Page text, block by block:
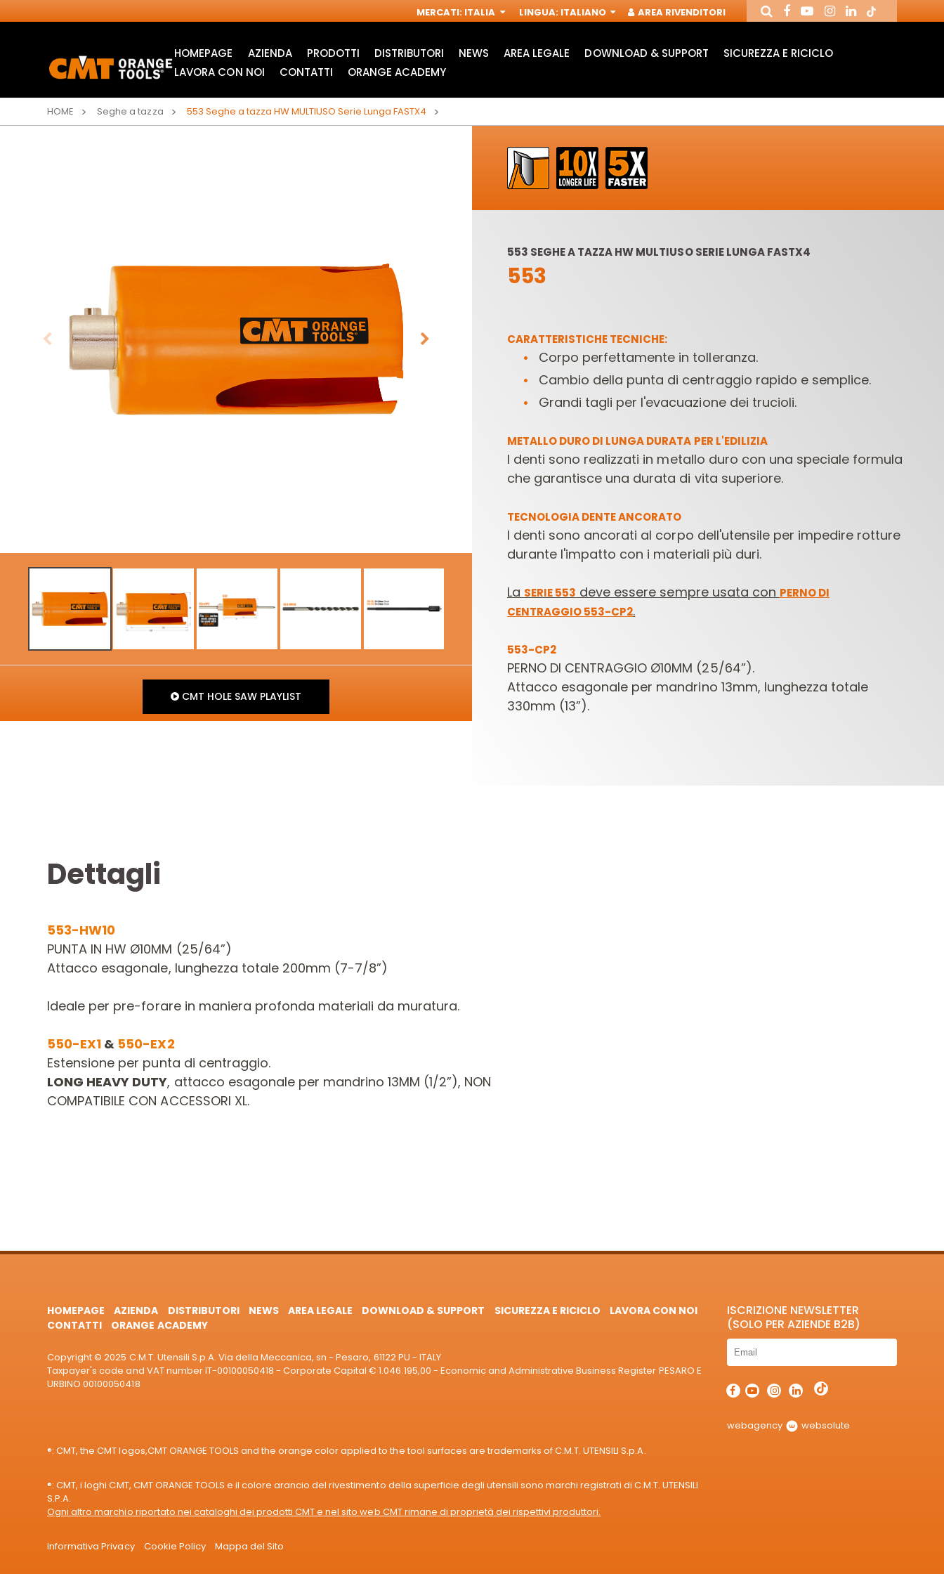
MERCATI: ITALIA LINGUA: ITALIANO AREA RIVENDITORI
HOMEPAGE AZIENDA PRODOTTI
LAME CIRCOLARI
INDUSTRIALI
ACCESSORI PER
MULTIFUNZIONE
OSCILLANTI
FRESE INDUSTRIALI
PER
SET DI FRESE PER
ELETTROFRESATRICI
FRESE PER
ELETTROFRESATRICI
PUNTE PER
PUNTE
DISTRIBUTORI NEWS AREA LEGALE DOWNLOAD & SUPPORT
SICUREZZA E RICICLO
LAVORA CON NOI
CONTATTI ORANGE ACADEMY
HOME Seghe a tazza 553 Seghe a tazza HW MULTIUSO Serie Lunga FASTX4
CMT HOLE SAW PLAYLIST
553 SEGHE A TAZZA HW MULTIUSO SERIE LUNGA FASTX4
553
CARATTERISTICHE TECNICHE:
Corpo perfettamente in tolleranza.
Cambio della punta di centraggio rapido e semplice.
Grandi tagli per l'evacuazione dei trucioli.
METALLO DURO DI LUNGA DURATA PER L'EDILIZIA
I denti sono realizzati in metallo duro con una speciale formula
che garantisce una durata di vita superiore.
TECNOLOGIA DENTE ANCORATO
I denti sono ancorati al corpo dell'utensile per impedire rotture
durante l'impatto con i materiali più duri.
La SERIE 553 deve essere sempre usata con PERNO DI
CENTRAGGIO553-CP2.
553-CP2
PERNO DI CENTRAGGIO Ø10MM (25/64”).
Attacco esagonale per mandrino 13mm, lunghezza totale
330mm (13”).
Dettagli
553-HW10
PUNTA IN HW Ø10MM (25/64”)
Attacco esagonale, lunghezza totale 200mm (7-7/8”)
Ideale per pre-forare in maniera profonda materiali da muratura.
550-EX1 & 550-EX2
Estensione per punta di centraggio.
LONG HEAVY DUTY, attacco esagonale per mandrino 13MM (1/2”), NON
COMPATIBILE CON ACCESSORI XL.
HOMEPAGE AZIENDA DISTRIBUTORI NEWS AREA LEGALE DOWNLOAD & SUPPORT SICUREZZA E RICICLO
LAVORA CON NOI
CONTATTI
ORANGE ACADEMY
Copyright © 2025 C.M.T. Utensili S.p.A. Via della Meccanica, sn - Pesaro, 61122 PU - ITALY
Taxpayer's code and VAT number IT-00100050418 - Corporate Capital € 1.046.195,00 - Economic and Administrative Business Register PESARO E
URBINO 00100050418
®: CMT, the CMT logos,CMT ORANGE TOOLS and the orange color applied to the tool surfaces are trademarks of C.M.T. UTENSILI S.p.A.
®: CMT, i loghi CMT, CMT ORANGE TOOLS e il colore arancio del rivestimento della superficie degli utensili sono marchi registrati di C.M.T. UTENSILI
S.P.A.
Ogni altro marchio riportato nei cataloghi dei prodotti CMT e nel sito web CMT rimane di proprietà dei rispettivi produttori.
Informativa Privacy Cookie Policy Mappa del Sito
ISCRIZIONE NEWSLETTER
(SOLO PER AZIENDE B2B)
webagency websolute